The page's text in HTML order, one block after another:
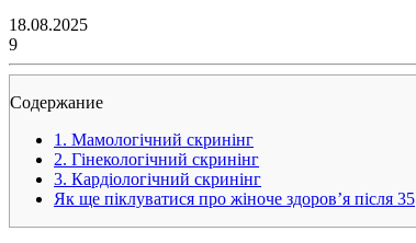
18.08.2025
9
Содержание
1. Мамологічний скринінг
2. Гінекологічний скринінг
3. Кардіологічний скринінг
Як ще піклуватися про жіноче здоров’я після 35